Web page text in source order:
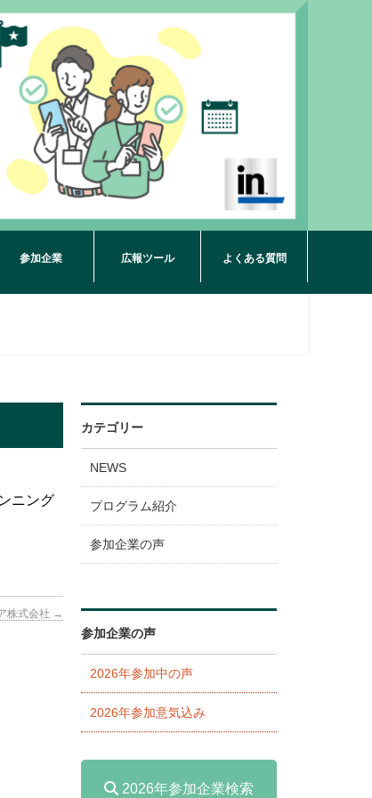
参加企業 広報ツール よくある質問
ニング
株式会社 →
カテゴリー
NEWS
プログラム紹介
参加企業の声
参加企業の声
2026年参加中の声
2026年参加意気込み
2026年参加企業検索